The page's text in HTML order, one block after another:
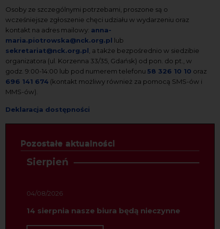
Osoby ze szczególnymi potrzebami, proszone są o
wcześniejsze zgłoszenie chęci udziału w wydarzeniu oraz
kontakt na adres mailowy: anna-
maria.piotrowska@nck.org.pl lub
sekretariat@nck.org.pl , a także bezpośrednio w siedzibie
organizatora (ul. Korzenna 33/35, Gdańsk) od pon. do pt., w
godz. 9:00-14:00 lub pod numerem telefonu58 326 10 10 oraz
696 141 674 (kontakt możliwy również za pomocą SMS-ów i
MMS-ów).
Deklaracja dostępności
Pozostałe aktualności
Sierpień
04/08/2026
14 sierpnia nasze biura będą nieczynne